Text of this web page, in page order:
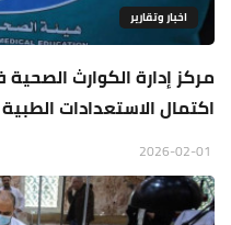
اخبار وتقارير
مركز إدارة الكوارث
اكتمال الاستعدادات